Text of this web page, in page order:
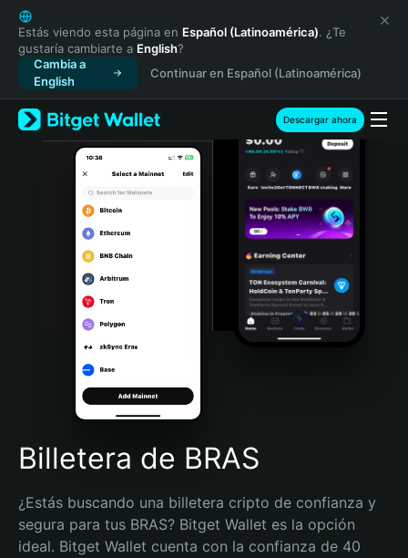
English
日本語
Tiếng Việt
Русский
Español (Latinoamérica)
Türkçe
Italiano
Português (Portugal)
Bahasa Indonesia
Português (Brasil)
Español (Argentina)
Estás viendo esta página en Español (Latinoamérica). ¿Te
gustaría cambiarte a English?
Cambia a
English
Continuar en Español (Latinoamérica)
Descargar ahora
Billetera de BRAS
¿Estás buscando una billetera cripto de confianza y
segura para tus BRAS? Bitget Wallet es la opción
ideal. Bitget Wallet cuenta con la confianza de 40